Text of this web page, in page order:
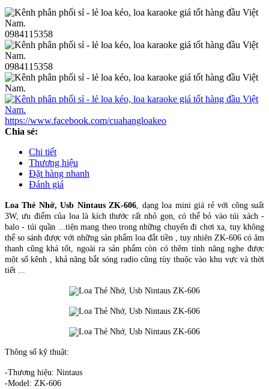
0984115358
0984115358
https://www.facebook.com/cuahangloakeo
Chia sẻ:
Chi tiết
Thương hiệu
Đặt hàng nhanh
Đánh giá
Loa Thẻ Nhớ, Usb Nintaus ZK-606, dạng loa mini giá rẻ với công suất
3W, ưu điểm của loa là kích thước rất nhỏ gọn, có thể bỏ vào túi xách -
balo - túi quần ...tiện mang theo trong những chuyến đi chơi xa, tuy không
thể so sánh được với những sản phẩm loa đắt tiền , tuy nhiên ZK-606 có âm
thanh cũng khá tốt, ngoài ra sản phẩm còn có thêm tính năng nghe được
một số kênh , khả năng bắt sóng radio cũng tùy thuộc vào khu vực và thời
tiết ...
Thông số kỹ thuật:
-Thương hiệu: Nintaus
-Model: ZK-606